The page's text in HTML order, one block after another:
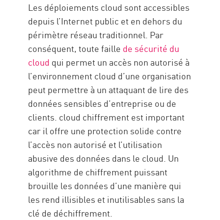
Ressources
Les déploiements cloud sont accessibles
depuis l’Internet public et en dehors du
périmètre réseau traditionnel. Par
conséquent, toute faille de sécurité du
cloud qui permet un accès non autorisé à
l’environnement cloud d’une organisation
peut permettre à un attaquant de lire des
données sensibles d’entreprise ou de
clients. cloud chiffrement est important
car il offre une protection solide contre
l’accès non autorisé et l’utilisation
abusive des données dans le cloud. Un
algorithme de chiffrement puissant
brouille les données d’une manière qui
les rend illisibles et inutilisables sans la
clé de déchiffrement.